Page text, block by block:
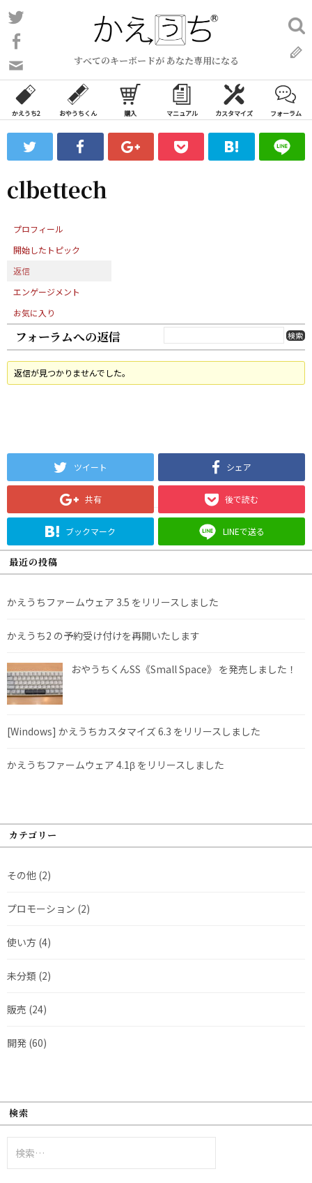
コ
ン
ン
ツ
ス
ッ
すべてのキーボードが あなた専用になる
い
合
わ
フ
ォ
ム
検
索:
かえうち2 おやうちくん 購入 マニュアル カスタマイズ フォーラム
clbettech
プロフィール
開始したトピック
返信
エンゲージメント
お気に入り
フォーラムへの返信
返信が見つかりませんでした。
ツイート シェア
共有 後で読む
ブックマーク LINEで送る
最近の投稿
かえうちファームウェア 3.5 をリリースしました
かえうち2 の予約受け付けを再開いたします
おやうちくんSS《Small Space》 を発売しました！
[Windows] かえうちカスタマイズ 6.3 をリリースしました
かえうちファームウェア 4.1β をリリースしました
カテゴリー
その他 (2)
プロモーション (2)
使い方 (4)
未分類 (2)
販売 (24)
開発 (60)
検索
索: